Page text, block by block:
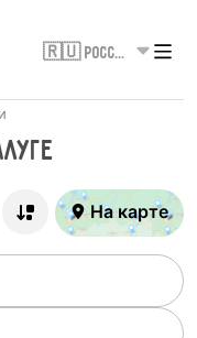
🇷🇺 Россия
На карте